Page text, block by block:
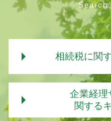
Search
相続税に関
相続税 非課税枠
相続税 税率 土地
企業経理
関する